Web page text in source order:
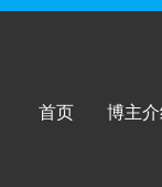
首页 博主